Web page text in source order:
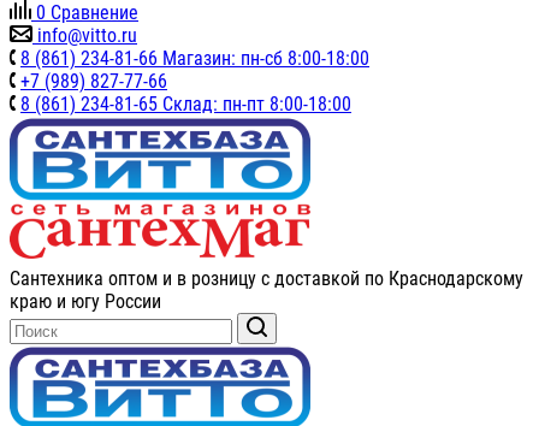
0 Сравнение
info@vitto.ru
8 (861) 234-81-66 Магазин: пн-сб 8:00-18:00
+7 (989) 827-77-66
8 (861) 234-81-65 Склад: пн-пт 8:00-18:00
Сантехника оптом и в розницу с доставкой по Краснодарскому
краю и югу России